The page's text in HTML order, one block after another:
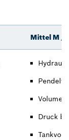
Mittel M /
Druck